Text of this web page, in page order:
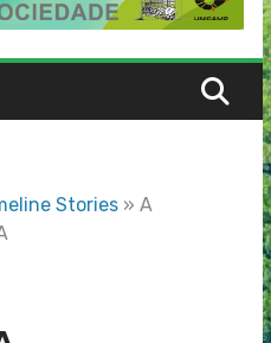
Stories» A